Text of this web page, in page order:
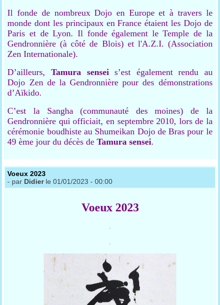
Il fonde de nombreux Dojo en Europe et à travers le
monde dont les principaux en France étaient les Dojo de
Paris et de Lyon. Il fonde également le Temple de la
Gendronnière (à côté de Blois) et l'A.Z.I. (Association
Zen Internationale).
D’ailleurs, Tamura sensei s’est également rendu au
Dojo Zen de la Gendronnière pour des démonstrations
d’Aïkido.
C’est la Sangha (communauté des moines) de la
Gendronnière qui officiait, en septembre 2010, lors de la
cérémonie boudhiste au Shumeikan Dojo de Bras pour le
49 ème jour du décès deTamura sensei.
Voeux 2023
- par Didierle 01/01/2023 - 00:00
Voeux 2023